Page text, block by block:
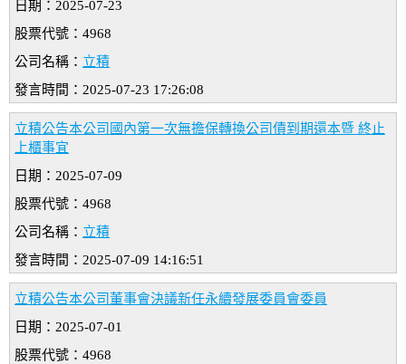
日期：2025-07-23
股票代號：4968
公司名稱： 立積
發言時間：2025-07-23 17:26:08
立積公告本公司國內第一次無擔保轉換公司債到期還本暨 終止
上櫃事宜
日期：2025-07-09
股票代號：4968
公司名稱： 立積
發言時間：2025-07-09 14:16:51
立積公告本公司董事會決議新任永續發展委員會委員
日期：2025-07-01
股票代號：4968